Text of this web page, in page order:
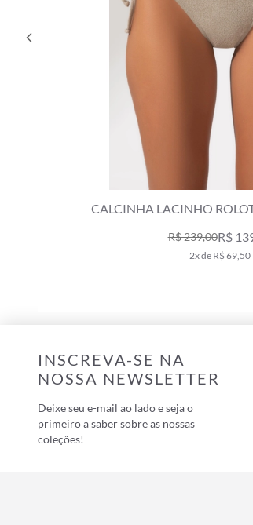
TOP CORTININHA
R$ 339,00R$
3x de R$
INSCREVA-SE NA
NOSSA NEWSLETTER
Deixe seu e-mail ao lado e seja o
primeiro a saber sobre as nossas
coleções!